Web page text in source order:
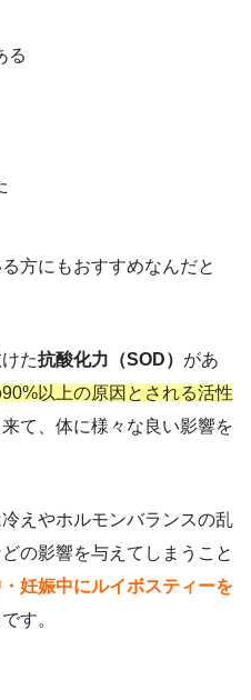
る
方にもおすすめなんだと
た抗酸化力（SOD） があ
以上の原因とされる活性
て、体に様々な良い影響を
えやホルモンバランスの乱
の影響を与えてしまうこと
妊娠中にルイボスティーを
す。